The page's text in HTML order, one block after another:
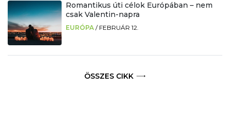
Romantikus úti célok Európában – nem
csak Valentin-napra
EURÓPA / FEBRUÁR 12.
ÖSSZES CIKK